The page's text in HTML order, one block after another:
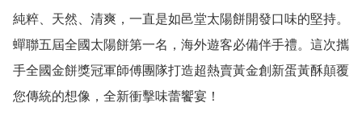
純粹、天然、清爽，一直是如邑堂太陽餅開發口味的堅持。
蟬聯五屆全國太陽餅第一名，海外遊客必備伴手禮。這次攜
手全國金餅獎冠軍師傅團隊打造超熱賣黃金創新蛋黃酥顛覆
您傳統的想像，全新衝擊味蕾饗宴！